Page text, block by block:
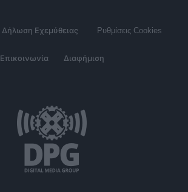
Δήλωση Εχεμύθειας Ρυθμίσεις Cookies
Επικοινωνία Διαφήμιση